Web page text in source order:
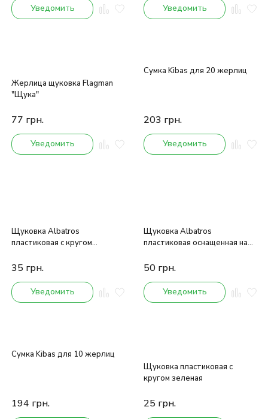
Уведомить Уведомить
Жерлица щуковка Flagman
"Щука"
77 грн.
Уведомить
Сумка Kibas для 20 жерлиц
203 грн.
Уведомить
Щуковка Albatros
пластиковая с кругом
35 грн.
Уведомить
Щуковка Albatros
пластиковая оснащенная на
50 грн.
Уведомить
Сумка Kibas для 10 жерлиц
194 грн.
Щуковка пластиковая с
кругом зеленая
25 грн.